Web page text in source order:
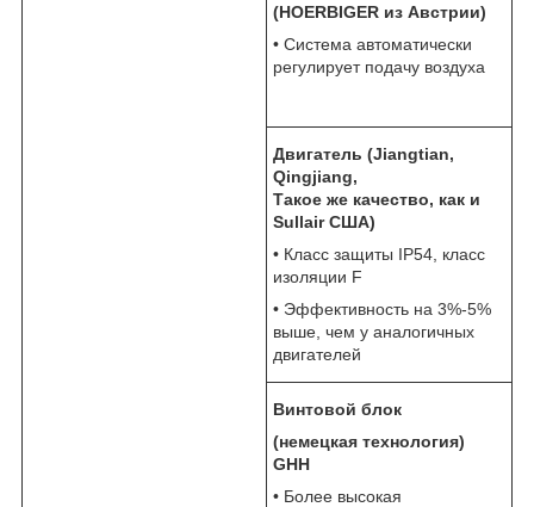
(HOERBIGER из Австрии)
• Система автоматически
регулирует подачу воздуха
Двигатель (Jiangtian,
Qingjiang,
Такое же качество, как и
Sullair США)
• Класс защиты IP54, класс
изоляции F
• Эффективность на 3%-5%
выше, чем у аналогичных
двигателей
Винтовой блок
(немецкая технология)
GHH
• Более высокая